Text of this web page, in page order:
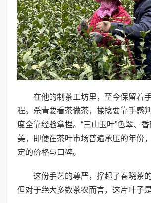
在他的制茶工坊里，至今保留着
程。杀青要看茶做茶，揉捻要靠手感
度全靠经验拿捏。“三山玉叶”色翠、
美，即便在茶叶市场普遍承压的年份
定的价格与口碑。
这份手艺的尊严，撑起了春晓茶
但对于绝大多数茶农而言，这片叶子